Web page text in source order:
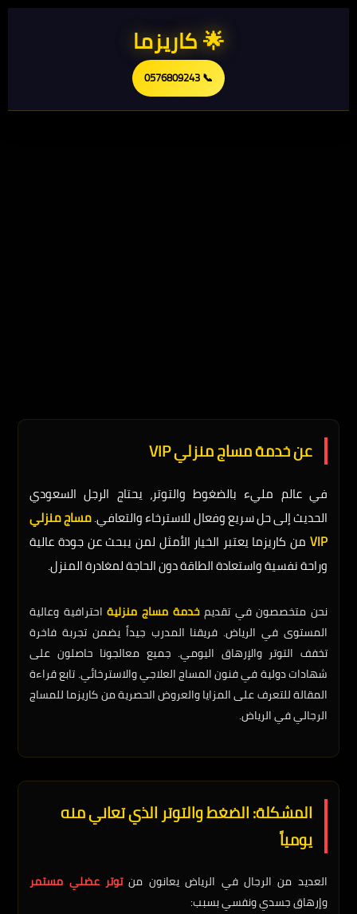
🌟 كاريزما
📞 0576809243
عن خدمة مساج منزلي VIP
في عالم مليء بالضغوط والتوتر، يحتاج الرجل السعودي
الحديث إلى حل سريع وفعال للاسترخاء والتعافي.مساج منزلي
VIP من كاريزما يعتبر الخيار الأمثل لمن يبحث عن جودة عالية
وراحة نفسية واستعادة الطاقة دون الحاجة لمغادرة المنزل.
نحن متخصصون في تقديمخدمة مساج منزليةاحترافية وعالية
المستوى في الرياض. فريقنا المدرب جيداً يضمن تجربة فاخرة
تخفف التوتر والإرهاق اليومي. جميع معالجونا حاصلون على
شهادات دولية في فنون المساج العلاجي والاسترخائي. تابع قراءة
المقالة للتعرف على المزايا والعروض الحصرية من كاريزما للمساج
الرجالي في الرياض.
المشكلة: الضغط والتوتر الذي تعاني منه
يومياً
العديد من الرجال في الرياض يعانون منتوتر عضلي مستمر
وإرهاق جسدي ونفسي بسبب: